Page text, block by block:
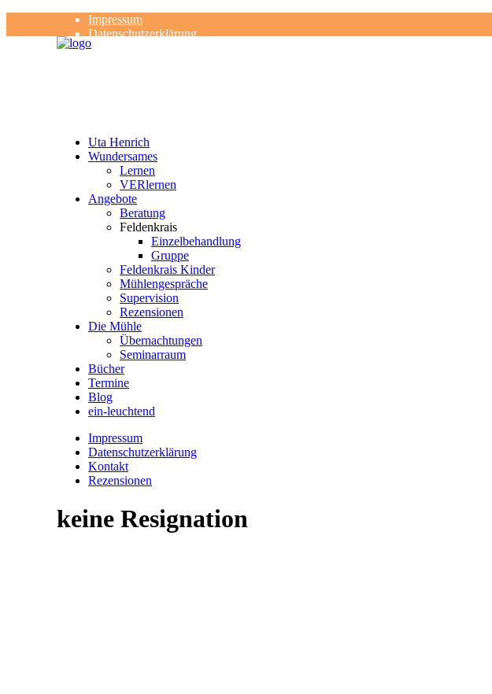
Impressum
Datenschutzerklärung
Kontakt
Uta Henrich
Wundersames
Lernen
VERlernen
Angebote
Beratung
Feldenkrais
Einzelbehandlung
Gruppe
Feldenkrais Kinder
Mühlengespräche
Supervision
Rezensionen
Die Mühle
Übernachtungen
Seminarraum
Bücher
Termine
Blog
ein-leuchtend
Impressum
Datenschutzerklärung
Kontakt
Rezensionen
keine Resignation